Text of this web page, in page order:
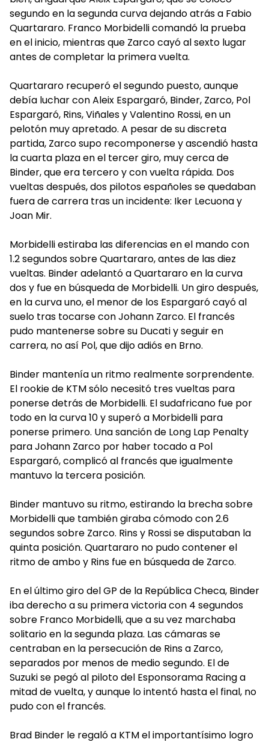
segundo en la segunda curva dejando atrás a Fabio
Quartararo. Franco Morbidelli comandó la prueba
en el inicio, mientras que Zarco cayó al sexto lugar
antes de completar la primera vuelta.
Quartararo recuperó el segundo puesto, aunque
debía luchar con Aleix Espargaró, Binder, Zarco, Pol
Espargaró, Rins, Viñales y Valentino Rossi, en un
pelotón muy apretado. A pesar de su discreta
partida, Zarco supo recomponerse y ascendió hasta
la cuarta plaza en el tercer giro, muy cerca de
Binder, que era tercero y con vuelta rápida. Dos
vueltas después, dos pilotos españoles se quedaban
fuera de carrera tras un incidente: Iker Lecuona y
Joan Mir.
Morbidelli estiraba las diferencias en el mando con
1.2 segundos sobre Quartararo, antes de las diez
vueltas. Binder adelantó a Quartararo en la curva
dos y fue en búsqueda de Morbidelli. Un giro después,
en la curva uno, el menor de los Espargaró cayó al
suelo tras tocarse con Johann Zarco. El francés
pudo mantenerse sobre su Ducati y seguir en
carrera, no así Pol, que dijo adiós en Brno.
Binder mantenía un ritmo realmente sorprendente.
El rookie de KTM sólo necesitó tres vueltas para
ponerse detrás de Morbidelli. El sudafricano fue por
todo en la curva 10 y superó a Morbidelli para
ponerse primero. Una sanción de Long Lap Penalty
para Johann Zarco por haber tocado a Pol
Espargaró, complicó al francés que igualmente
mantuvo la tercera posición.
Binder mantuvo su ritmo, estirando la brecha sobre
Morbidelli que también giraba cómodo con 2.6
segundos sobre Zarco. Rins y Rossi se disputaban la
quinta posición. Quartararo no pudo contener el
ritmo de ambo y Rins fue en búsqueda de Zarco.
En el último giro del GP de la República Checa, Binder
iba derecho a su primera victoria con 4 segundos
sobre Franco Morbidelli, que a su vez marchaba
solitario en la segunda plaza. Las cámaras se
centraban en la persecución de Rins a Zarco,
separados por menos de medio segundo. El de
Suzuki se pegó al piloto del Esponsorama Racing a
mitad de vuelta, y aunque lo intentó hasta el final, no
pudo con el francés.
Brad Binder le regaló a KTM el importantísimo logro